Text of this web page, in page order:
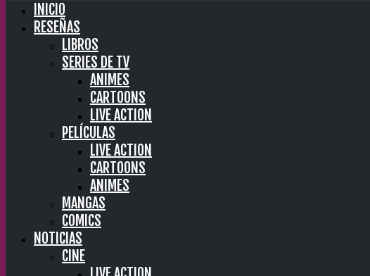
INICIO
RESEÑAS
LIBROS
SERIES DE TV
ANIMES
CARTOONS
LIVE ACTION
PELÍCULAS
LIVE ACTION
CARTOONS
ANIMES
MANGAS
COMICS
NOTICIAS
CINE